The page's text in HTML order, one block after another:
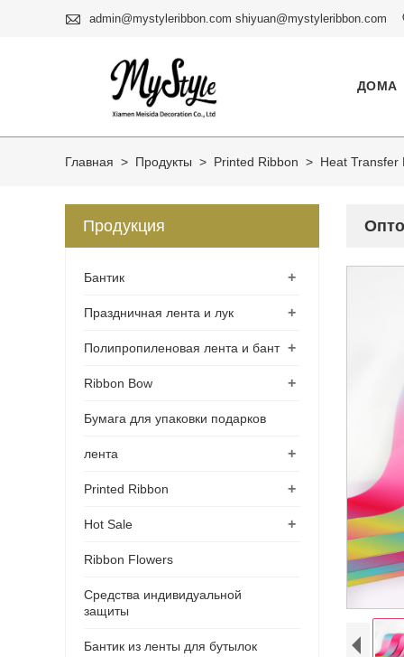
 admin@mystyleribbon.com shiyuan@mystyleribbon.com
ДОМА
Главная > Продукты > Printed Ribbon > Heat Transfer
Продукция
+
Бантик
+
Праздничная лента и лук
+
Полипропиленовая лента и бант
+
Ribbon Bow
Бумага для упаковки подарков
+
лента
+
Printed Ribbon
+
Hot Sale
Ribbon Flowers
Средства индивидуальной
защиты
Бантик из ленты для бутылок